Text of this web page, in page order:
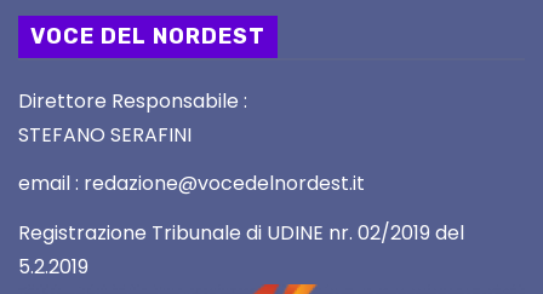
VOCE DEL NORDEST
Direttore Responsabile :
STEFANO SERAFINI
email : redazione@vocedelnordest.it
Registrazione Tribunale di UDINE nr. 02/2019 del
5.2.2019